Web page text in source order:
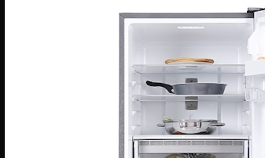
Sinh tố-Ép-Trộn
Máy xay sinh tố
Máy ép hoa quả
Máy làm sữa chua
Máy vắt cam